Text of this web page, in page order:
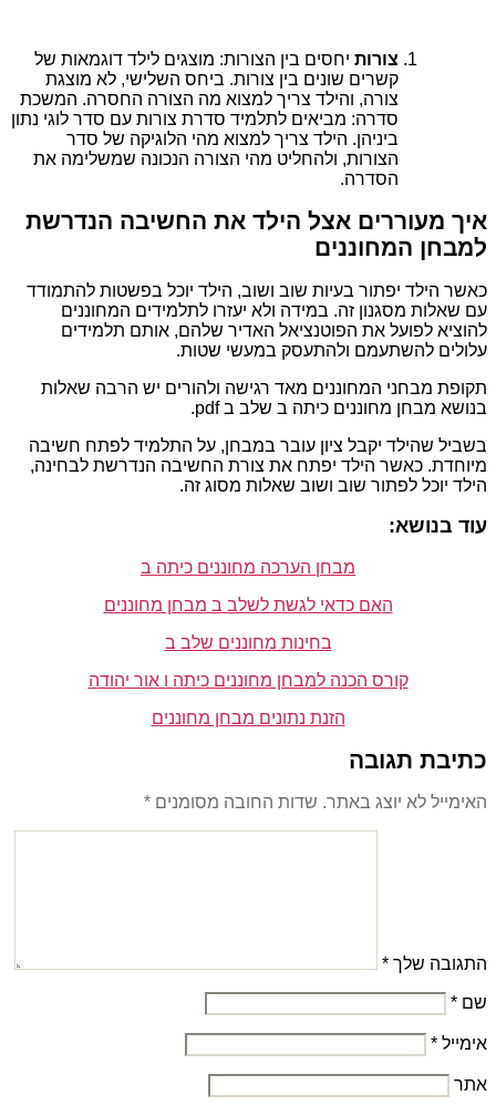
צורות יחסים בין הצורות: מוצגים לילד דוגמאות של
קשרים שונים בין צורות. ביחס השלישי, לא מוצגת
צורה, והילד צריך למצוא מה הצורה החסרה. המשכת
סדרה: מביאים לתלמיד סדרת צורות עם סדר לוגי נתון
ביניהן. הילד צריך למצוא מהי הלוגיקה של סדר
הצורות, ולהחליט מהי הצורה הנכונה שמשלימה את
הסדרה.
איך מעוררים אצל הילד את החשיבה הנדרשת
למבחן המחוננים
כאשר הילד יפתור בעיות שוב ושוב, הילד יוכל בפשטות להתמודד
עם שאלות מסגנון זה. במידה ולא יעזרו לתלמידים המחוננים
להוציא לפועל את הפוטנציאל האדיר שלהם, אותם תלמידים
עלולים להשתעמם ולהתעסק במעשי שטות.
תקופת מבחני המחוננים מאד רגישה ולהורים יש הרבה שאלות
בנושא מבחן מחוננים כיתה ב שלב ב pdf.
בשביל שהילד יקבל ציון עובר במבחן, על התלמיד לפתח חשיבה
מיוחדת. כאשר הילד יפתח את צורת החשיבה הנדרשת לבחינה,
הילד יוכל לפתור שוב ושוב שאלות מסוג זה.
עוד בנושא:
מבחן הערכה מחוננים כיתה ב
האם כדאי לגשת לשלב ב מבחן מחוננים
בחינות מחוננים שלב ב
קורס הכנה למבחן מחוננים כיתה ו אור יהודה
הזנת נתונים מבחן מחוננים
כתיבת תגובה
האימייל לא יוצג באתר. שדות החובה מסומנים *
התגובה שלך *
שם *
אימייל *
אתר